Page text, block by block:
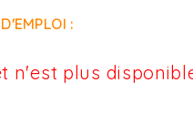
:
n'est plus